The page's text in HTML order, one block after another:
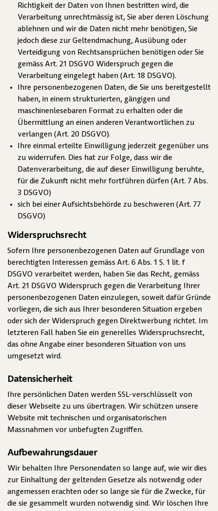
Richtigkeit der Daten von Ihnen bestritten wird, die
Verarbeitung unrechtmässig ist, Sie aber deren Löschung
ablehnen und wir die Daten nicht mehr benötigen, Sie
jedoch diese zur Geltendmachung, Ausübung oder
Verteidigung von Rechtsansprüchen benötigen oder Sie
gemäss Art. 21 DSGVO Widerspruch gegen die
Verarbeitung eingelegt haben (Art. 18 DSGVO).
Ihre personenbezogenen Daten, die Sie uns bereitgestellt
haben, in einem strukturierten, gängigen und
maschinenlesebaren Format zu erhalten oder die
Übermittlung an einen anderen Verantwortlichen zu
verlangen (Art. 20 DSGVO).
Ihre einmal erteilte Einwilligung jederzeit gegenüber uns
zu widerrufen. Dies hat zur Folge, dass wir die
Datenverarbeitung, die auf dieser Einwilligung beruhte,
für die Zukunft nicht mehr fortführen dürfen (Art. 7 Abs.
3 DSGVO)
sich bei einer Aufsichtsbehörde zu beschweren (Art. 77
DSGVO)
Widerspruchsrecht
Sofern Ihre personenbezogenen Daten auf Grundlage von
berechtigten Interessen gemäss Art. 6 Abs. 1 S. 1 lit. f
DSGVO verarbeitet werden, haben Sie das Recht, gemäss
Art. 21 DSGVO Widerspruch gegen die Verarbeitung Ihrer
personenbezogenen Daten einzulegen, soweit dafür Gründe
vorliegen, die sich aus Ihrer besonderen Situation ergeben
oder sich der Widerspruch gegen Direktwerbung richtet. Im
letzteren Fall haben Sie ein generelles Widerspruchsrecht,
das ohne Angabe einer besonderen Situation von uns
umgesetzt wird.
Datensicherheit
Ihre persönlichen Daten werden SSL-verschlüsselt von
dieser Webseite zu uns übertragen. Wir schützen unsere
Website mit technischen und organisatorischen
Massnahmen vor unbefugten Zugriffen.
Aufbewahrungsdauer
Wir behalten Ihre Personendaten so lange auf, wie wir dies
zur Einhaltung der geltenden Gesetze als notwendig oder
angemessen erachten oder so lange sie für die Zwecke, für
die sie gesammelt wurden notwendig sind. Wir löschen Ihre